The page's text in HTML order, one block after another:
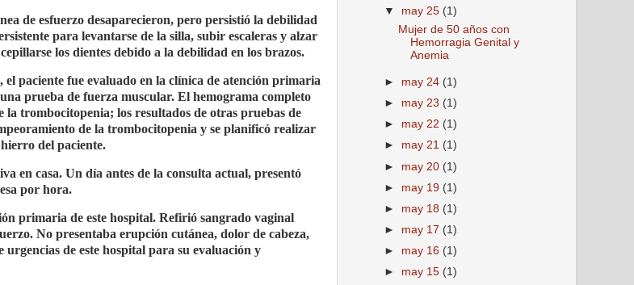
de esfuerzo desaparecieron, pero persistió la debilidad
para levantarse de la silla, subir escaleras y alzar
los dientes debido a la debilidad en los brazos.
el paciente fue evaluado en la clínica de atención primaria
prueba de fuerza muscular. El hemograma completo
trombocitopenia; los resultados de otras pruebas de
de la trombocitopenia y se planificó realizar
del paciente.
en casa. Un día antes de la consulta actual, presentó
por hora.
primaria de este hospital. Refirió sangrado vaginal
No presentaba erupción cutánea, dolor de cabeza,
de este hospital para su evaluación y
▼ may 25 (1)
Mujer de 50 años con
Hemorragia Genital y
Anemia
► may 24 (1)
► may 23 (1)
► may 22 (1)
► may 21 (1)
► may 20 (1)
► may 19 (1)
► may 18 (1)
► may 17 (1)
► may 16 (1)
► may 15 (1)